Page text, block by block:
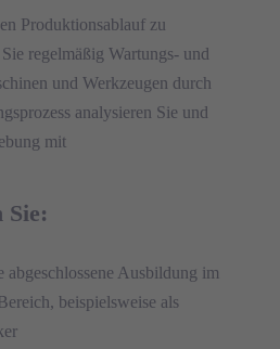
Produktionsablauf zu
regelmäßig Wartungs- und
und Werkzeugen durch
analysieren Sie und
mit
Sie:
abgeschlossene Ausbildung im
beispielsweise als